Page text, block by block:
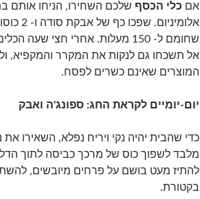
אם כלי הכסף שלכם השחירו, הניחו אותם
שחומם ל- 150 מעלות. אחרי חצי שעה הכלים ייראו כמו חדשים.
אל תשכחו גם לנקות את המקרר והמקפיא,
המוצרים שאינם כשרים לפסח.
יום-יומיים לקראת החג: ספונג'ה ואבק
כדי שהבית יהיה נקי ויריח נפלא, השאירו את
מלבד לשפוך כוס של מרכך כביסה לתוך
להתיז מעט בושם על פרחים מיובשים,
בקטורת.